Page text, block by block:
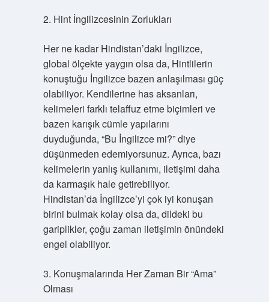
2. Hint İngilizcesinin Zorlukları
Her ne kadar Hindistan’daki İngilizce,
global ölçekte yaygın olsa da, Hintlilerin
konuştuğu İngilizce bazen anlaşılması güç
olabiliyor. Kendilerine has aksanları,
kelimeleri farklı telaffuz etme biçimleri ve
bazen karışık cümle yapılarını
duyduğunda, “Bu İngilizce mi?” diye
düşünmeden edemiyorsunuz. Ayrıca, bazı
kelimelerin yanlış kullanımı, iletişimi daha
da karmaşık hale getirebiliyor.
Hindistan’da İngilizce’yi çok iyi konuşan
birini bulmak kolay olsa da, dildeki bu
gariplikler, çoğu zaman iletişimin önündeki
engel olabiliyor.
3. Konuşmalarında Her Zaman Bir “Ama”
Olması